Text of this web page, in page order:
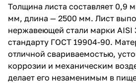
Толщина листа составляет 0,9
мм, длина — 2500 мм. Лист
нержавеющей стали марки AISI
стандарту ГОСТ 19904-90.
отличной свариваемостью,
коррозии и механическим
делает его незаменимым в